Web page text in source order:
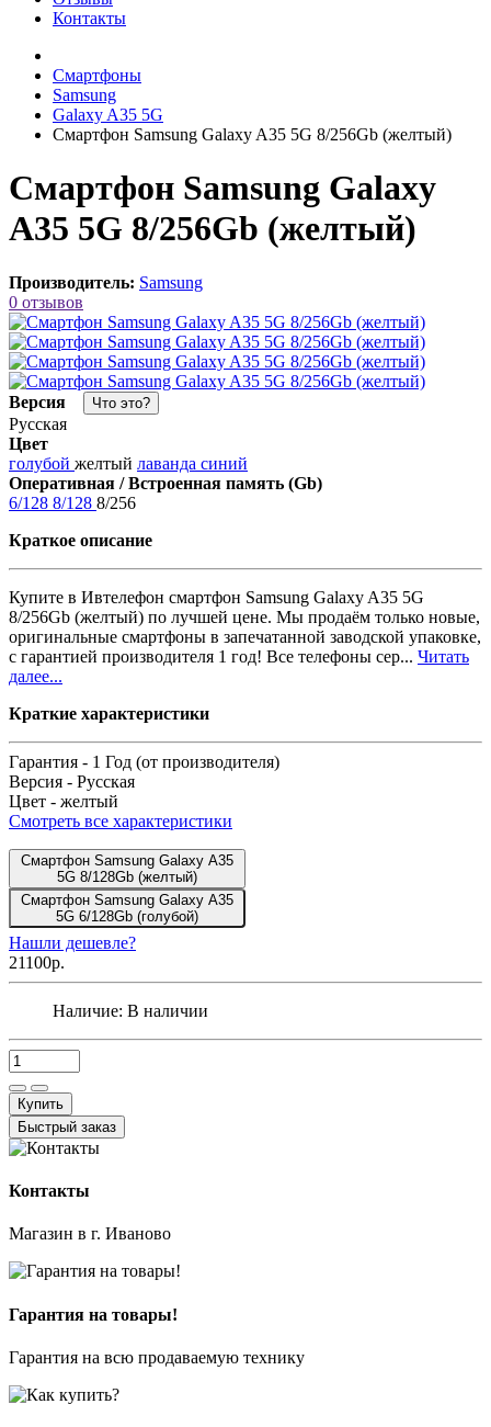
Контакты
Смартфоны
Samsung
Galaxy A35 5G
Смартфон Samsung Galaxy A35 5G 8/256Gb (желтый)
Смартфон Samsung Galaxy
A35 5G 8/256Gb (желтый)
Производитель: Samsung
0 отзывов
Версия Что это?
Русская
Цвет
голубой желтый лаванда синий
Оперативная / Встроенная память (Gb)
6/128 8/128 8/256
Краткое описание
Купите в Ивтелефон смартфон Samsung Galaxy A35 5G
8/256Gb (желтый) по лучшей цене. Мы продаём только новые,
оригинальные смартфоны в запечатанной заводской упаковке,
с гарантией производителя 1 год! Все телефоны сер... Читать
далее...
Краткие характеристики
Гарантия - 1 Год (от производителя)
Версия - Русская
Цвет - желтый
Смотреть все характеристики
Смартфон Samsung Galaxy A35
5G 8/128Gb (желтый)
Смартфон Samsung Galaxy A35
5G 6/128Gb (голубой)
Нашли дешевле?
21100р.
Наличие: В наличии
Купить
Быстрый заказ
Контакты
Магазин в г. Иваново
Гарантия на товары!
Гарантия на всю продаваемую технику